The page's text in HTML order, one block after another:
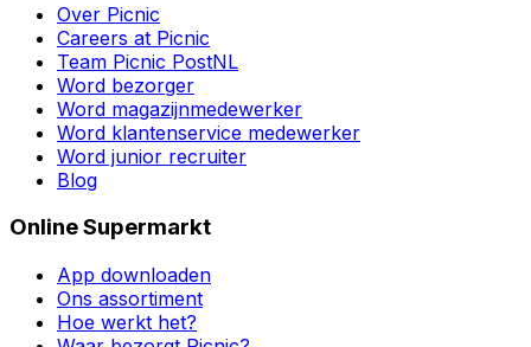
Over Picnic
Careers at Picnic
Team Picnic PostNL
Word bezorger
Word magazijnmedewerker
Word klantenservice medewerker
Word junior recruiter
Blog
Online Supermarkt
App downloaden
Ons assortiment
Hoe werkt het?